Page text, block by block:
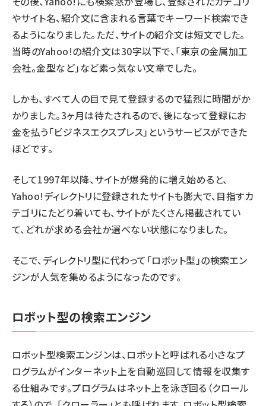
やサイト名、紹介文に含まれる言葉でキーワード検索でき
るようになりました。ただ、サイトの紹介文は短文でした。
当時のYahoo!の紹介文は30字以下で、「東京の金属加工
会社。金型など」など素っ気ない文章でした。
しかも、すべて人の目で見て登録するので猛烈に時間がか
かりました。3ヶ月は待たされるので、後になって登録にお
金を払う「ビジネスエクスプレス」というサービスができた
ほどです。
そして1997年以降、サイトが爆発的に増え始めると、
Yahoo!ディレクトリに登録されたサイトも膨大で、目指すカ
テゴリにたどり着いても、サイトがたくさん掲載されてい
て、どれが求める会社か選べない状態になりました。
そこで、ディレクトリ型に代わって「ロボット型」の検索エン
ジンが人気を集めるようになったのです。
ロボット型の検索エンジン
ロボット型検索エンジンは、ロボットと呼ばれる小さなプ
ログラムがインターネット上を自動巡回して情報を収集す
る仕組みです。プログラムはネット上を泳ぎ回る（クロール